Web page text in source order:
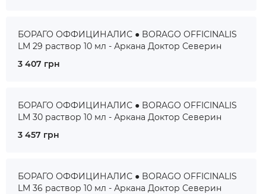
БОРАГО ОФФИЦИНАЛИС ● BORAGO OFFICINALIS
LM 29 раствор 10 мл - Аркана Доктор Северин
3 407 грн
БОРАГО ОФФИЦИНАЛИС ● BORAGO OFFICINALIS
LM 30 раствор 10 мл - Аркана Доктор Северин
3 457 грн
БОРАГО ОФФИЦИНАЛИС ● BORAGO OFFICINALIS
LM 36 раствор 10 мл - Аркана Доктор Северин